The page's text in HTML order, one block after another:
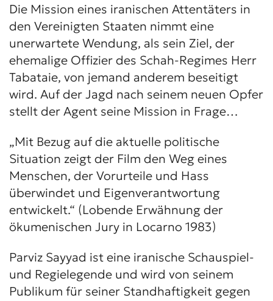
Die Mission eines iranischen Attentäters in
den Vereinigten Staaten nimmt eine
unerwartete Wendung, als sein Ziel, der
ehemalige Offizier des Schah-Regimes Herr
Tabataie, von jemand anderem beseitigt
wird. Auf der Jagd nach seinem neuen Opfer
stellt der Agent seine Mission in Frage…
„Mit Bezug auf die aktuelle politische
Situation zeigt der Film den Weg eines
Menschen, der Vorurteile und Hass
überwindet und Eigenverantwortung
entwickelt.“ (Lobende Erwähnung der
ökumenischen Jury in Locarno 1983)
Parviz Sayyad ist eine iranische Schauspiel-
und Regielegende und wird von seinem
Publikum für seiner Standhaftigkeit gegen